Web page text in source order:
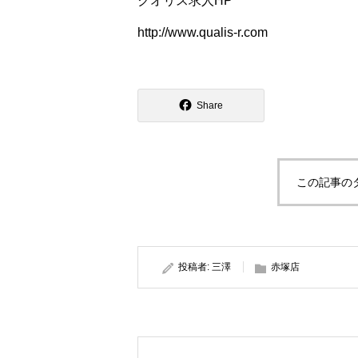
http://www.qualis-r.com
Share
この記事の
投稿者: 三澤 赤塚店